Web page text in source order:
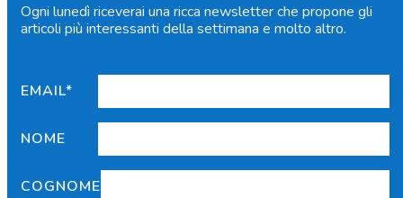
Ogni lunedì riceverai una ricca newsletter che propone gli
articoli più interessanti della settimana e molto altro.
EMAIL*
NOME
COGNOME